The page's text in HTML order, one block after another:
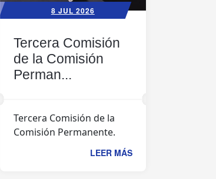
8 JUL 2026
Tercera Comisión
de la Comisión
Perman...
Tercera Comisión de la
Comisión Permanente.
LEER MÁS